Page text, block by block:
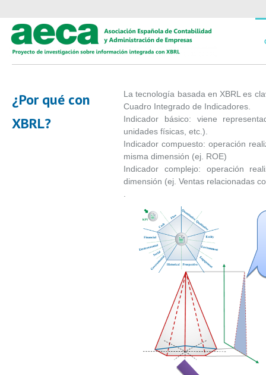
¿Por qué con
XBRL?
La tecnología basada en XBRL es
Cuadro Integrado de Indicadores.
Indicador básico: viene
unidades físicas, etc.).
Indicador compuesto: operación
misma dimensión (ej. ROE)
Indicador complejo: operación
dimensión (ej. Ventas relacionadas